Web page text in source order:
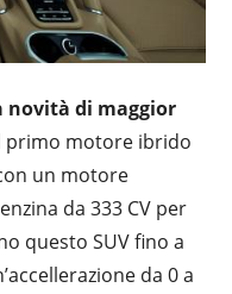
novità di maggior
primo motore ibrido
un motore
da 333 CV per
questo SUV fino a
da 0 a